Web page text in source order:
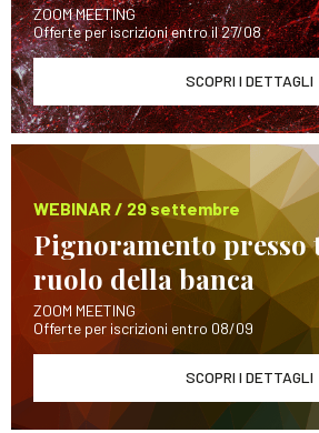
ZOOM MEETING
Offerte per iscrizioni entro il 27/08
SCOPRI I DETTAGLI
WEBINAR / 29 settembre
Pignoramento presso
ruolo della banca
ZOOM MEETING
Offerte per iscrizioni entro 08/09
SCOPRI I DETTAGLI